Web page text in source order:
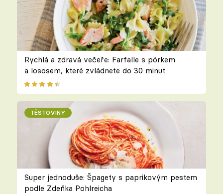
Rychlá a zdravá večeře: Farfalle s pórkem
a lososem, které zvládnete do 30 minut
TĚSTOVINY
Super jednoduše: Špagety s paprikovým pestem
podle Zdeňka Pohlreicha